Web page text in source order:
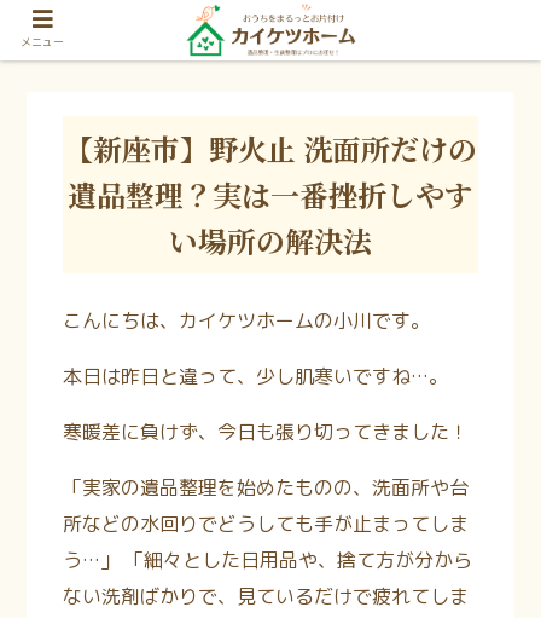
【新座市】野火止 洗面所だけの
遺品整理？実は一番挫折しやす
い場所の解決法
こんにちは、カイケツホームの小川です。
本日は昨日と違って、少し肌寒いですね…。
寒暖差に負けず、今日も張り切ってきました！
「実家の遺品整理を始めたものの、洗面所や台
所などの水回りでどうしても手が止まってしま
う…」 「細々とした日用品や、捨て方が分から
ない洗剤ばかりで、見ているだけで疲れてしま
メニュー